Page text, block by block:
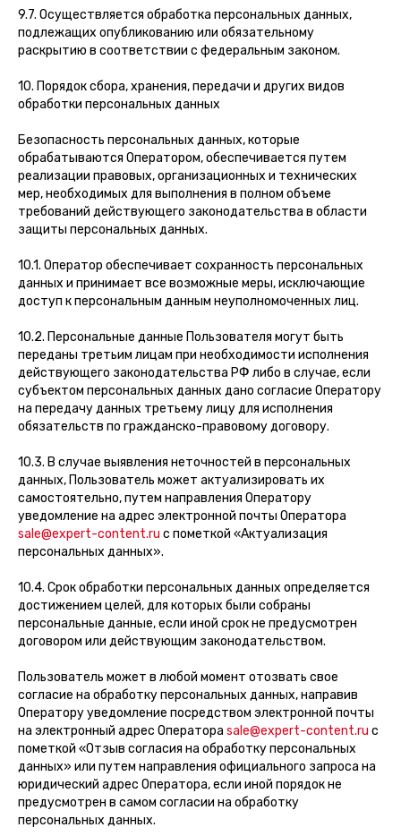
9.7. Осуществляется обработка персональных данных,
подлежащих опубликованию или обязательному
раскрытию в соответствии с федеральным законом.
10. Порядок сбора, хранения, передачи и других видов
обработки персональных данных
Безопасность персональных данных, которые
обрабатываются Оператором, обеспечивается путем
реализации правовых, организационных и технических
мер, необходимых для выполнения в полном объеме
требований действующего законодательства в области
защиты персональных данных.
10.1. Оператор обеспечивает сохранность персональных
данных и принимает все возможные меры, исключающие
доступ к персональным данным неуполномоченных лиц.
10.2. Персональные данные Пользователя могут быть
переданы третьим лицам при необходимости исполнения
действующего законодательства РФ либо в случае, если
субъектом персональных данных дано согласие Оператору
на передачу данных третьему лицу для исполнения
обязательств по гражданско-правовому договору.
10.3. В случае выявления неточностей в персональных
данных, Пользователь может актуализировать их
самостоятельно, путем направления Оператору
уведомление на адрес электронной почты Оператора
sale@expert-content.ru с пометкой «Актуализация
персональных данных».
10.4. Срок обработки персональных данных определяется
достижением целей, для которых были собраны
персональные данные, если иной срок не предусмотрен
договором или действующим законодательством.
Пользователь может в любой момент отозвать свое
согласие на обработку персональных данных, направив
Оператору уведомление посредством электронной почты
на электронный адрес Оператора sale@expert-content.ru с
пометкой «Отзыв согласия на обработку персональных
данных» или путем направления официального запроса на
юридический адрес Оператора, если иной порядок не
предусмотрен в самом согласии на обработку
персональных данных.